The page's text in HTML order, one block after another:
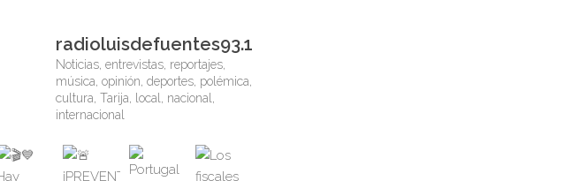
radioluisdefuentes93.1
Noticias, entrevistas, reportajes,
música, opinión, deportes, polémica,
cultura, Tarija, local, nacional,
internacional